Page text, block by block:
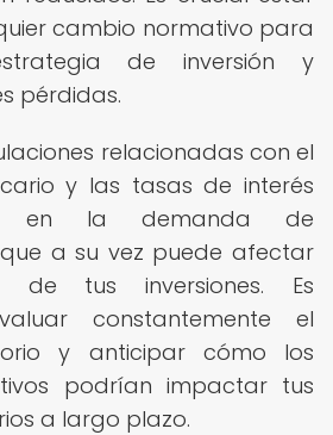
cambio normativo para
de inversión y
pérdidas.
relacionadas con el
y las tasas de interés
en la demanda de
a su vez puede afectar
de tus inversiones. Es
constantemente el
y anticipar cómo los
podrían impactar tus
a largo plazo.